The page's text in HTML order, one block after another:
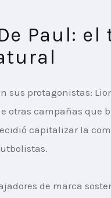
Paul:
sus protagonistas:
otras campañas que
capitalizar la
de marca